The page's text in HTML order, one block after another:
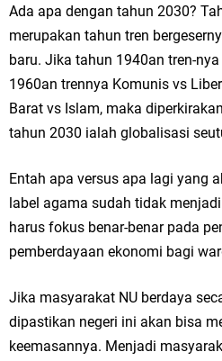
Ada apa dengan tahun 2030?
merupakan tahun tren
baru. Jika tahun 1940an tren-
1960an trennya Komunis vs
Barat vs Islam, maka
tahun 2030 ialah globalisasi
Entah apa versus apa lagi yang
label agama sudah tidak
harus fokus benar-benar pada
pemberdayaan ekonomi bagi
Jika masyarakat NU berdaya
dipastikan negeri ini akan bisa
keemasannya. Menjadi